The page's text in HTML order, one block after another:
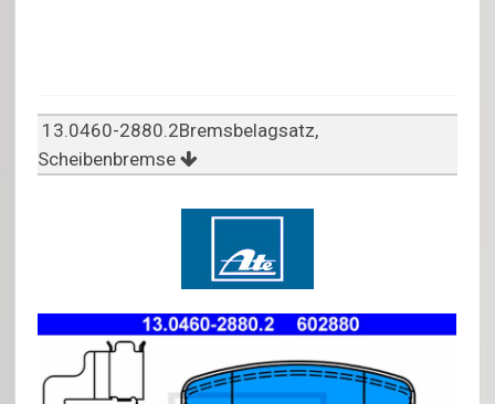
13.0460-2880.2Bremsbelagsatz,
Scheibenbremse